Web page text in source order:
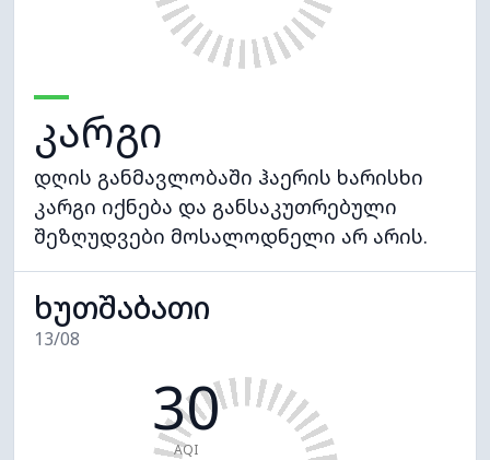
კარგი
დღის განმავლობაში ჰაერის ხარისხი
კარგი იქნება და განსაკუთრებული
შეზღუდვები მოსალოდნელი არ არის.
ხუთშაბათი
13/08
30
AQI